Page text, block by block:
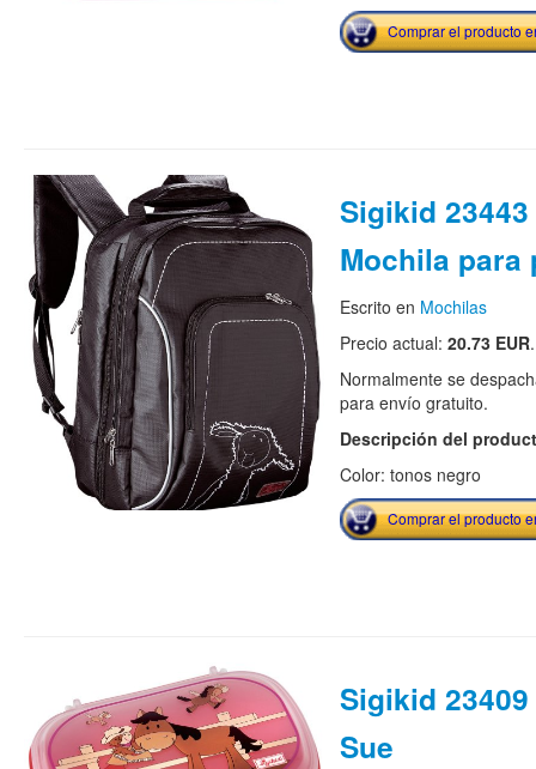
Comprar el producto
Sigikid 23443
Mochila para
Escrito en Mochilas
Precio actual: 20.73 EUR.
Normalmente se
para envío gratuito.
Descripción del
Color: tonos negro
Comprar el producto
Sigikid
Sue